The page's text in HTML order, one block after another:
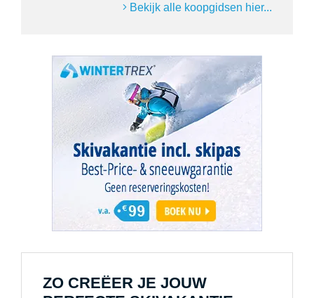
Bekijk alle koopgidsen hier...
ZO CREËER JE JOUW